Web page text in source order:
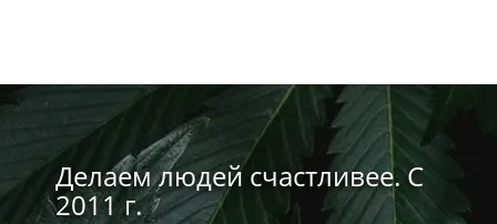
Делаем людей счастливее. С
2011 г.